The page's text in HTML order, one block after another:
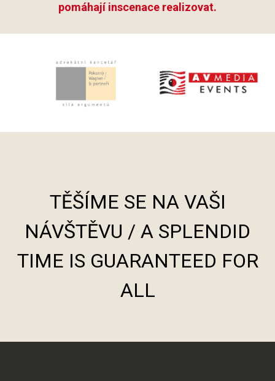
pomáhají inscenace realizovat.
TĚŠÍME SE NA VAŠI
NÁVŠTĚVU / A SPLENDID
TIME IS GUARANTEED FOR
ALL